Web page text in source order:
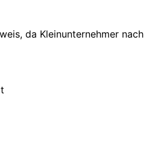
da Kleinunternehmer nach